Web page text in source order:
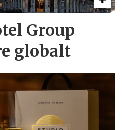
Group
globalt